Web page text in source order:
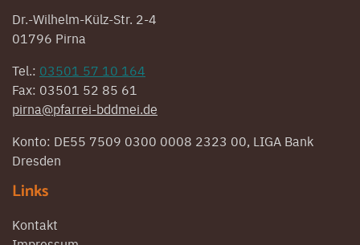
Dr.-Wilhelm-Külz-Str. 2-4
01796 Pirna
Tel.: 03501 57 10 164
Fax: 03501 52 85 61
pirna@pfarrei-bddmei.de
Konto: DE55 7509 0300 0008 2323 00, LIGA Bank
Dresden
Links
Kontakt